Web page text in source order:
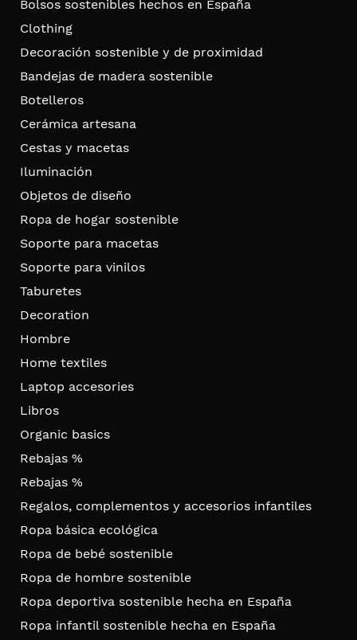
Bolsos sostenibles hechos en España
Clothing
Decoración sostenible y de proximidad
Bandejas de madera sostenible
Botelleros
Cerámica artesana
Cestas y macetas
Iluminación
Objetos de diseño
Ropa de hogar sostenible
Soporte para macetas
Soporte para vinilos
Taburetes
Decoration
Hombre
Home textiles
Laptop accesories
Libros
Organic basics
Rebajas %
Rebajas %
Regalos, complementos y accesorios infantiles
Ropa básica ecológica
Ropa de bebé sostenible
Ropa de hombre sostenible
Ropa deportiva sostenible hecha en España
Ropa infantil sostenible hecha en España